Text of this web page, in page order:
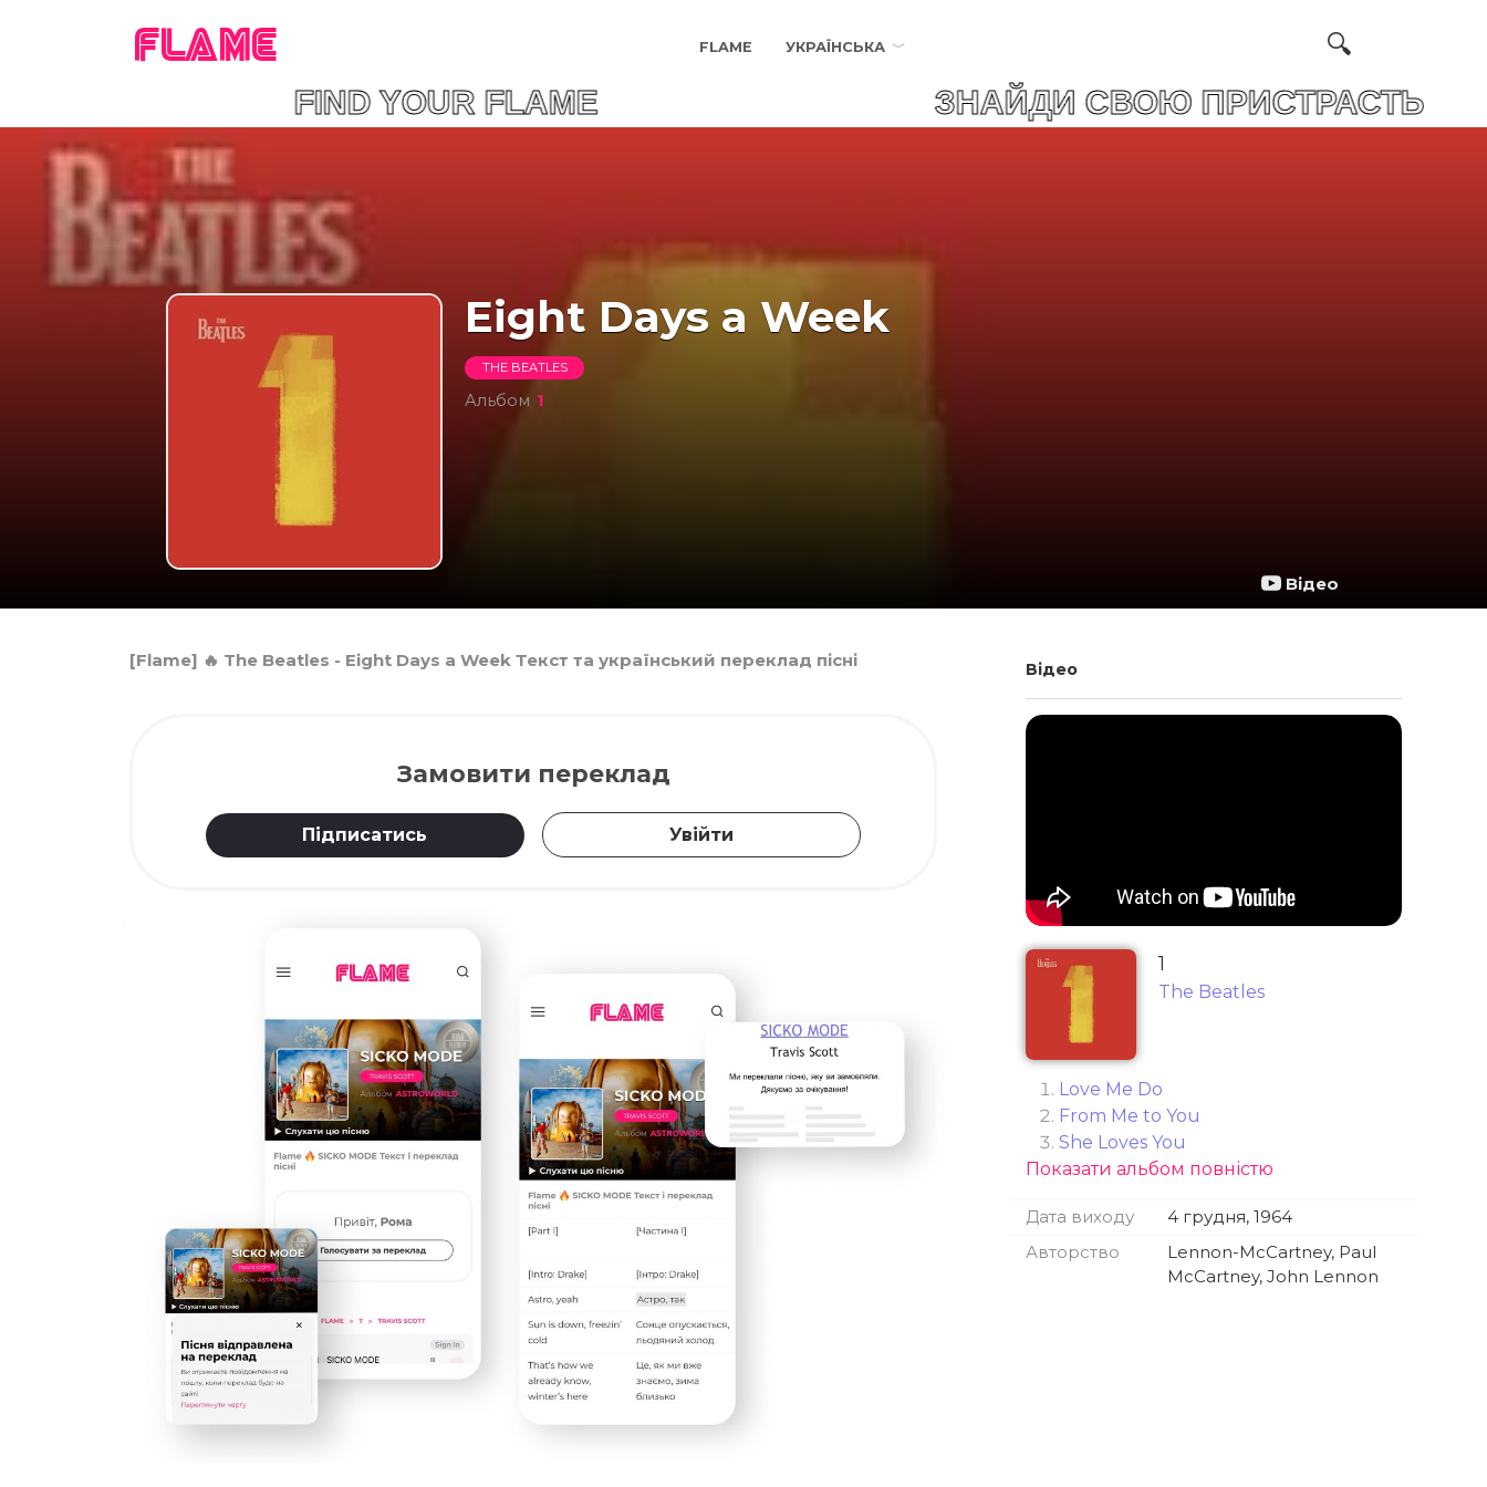
FLAME FLAME УКРАЇНСЬКА
FIND YOUR FLAME ЗНАЙДИ СВОЮ ПРИСТРАСТЬ
Eight Days a Week
THE BEATLES
Альбом 1
Відео
[Flame] 🔥 The Beatles - Eight Days a Week Текст та український переклад пісні
Замовити переклад
Підписатись Увійти
Відео
1
The Beatles
Love Me Do
From Me to You
She Loves You
I Want to Hold Your Hand
A Hard Day's Night
I Feel Fine
Eight Days a Week
Показати альбом повністю
Дата виходу
4 грудня, 1964
Авторство
Lennon-McCartney, Paul
McCartney, John Lennon